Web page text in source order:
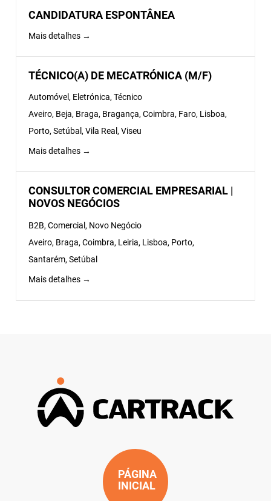
CANDIDATURA ESPONTÂNEA
Mais detalhes
TÉCNICO(A) DE MECATRÓNICA (M/F)
Automóvel Eletrónica Técnico
Aveiro Beja Braga Bragança Coimbra Faro Lisboa
Porto Setúbal Vila Real Viseu
Mais detalhes
CONSULTOR COMERCIAL EMPRESARIAL |
NOVOS NEGÓCIOS
B2B Comercial
Novo Negócio
Aveiro Braga Coimbra Leiria Lisboa Porto
Santarém Setúbal
Mais detalhes
PÁGINA
INICIAL